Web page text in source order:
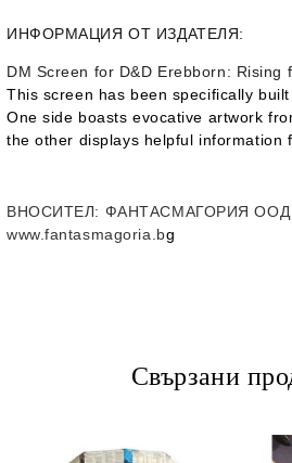
ИНФОРМАЦИЯ ОТ ИЗДАТЕЛЯ:
DM Screen for D&D Erebborn: Rising
This screen has been specifically built
One side boasts evocative artwork
the other displays helpful information
ВНОСИТЕЛ: ФАНТАСМАГОРИЯ ООД
www.fantasmagoria.bg
Свързани